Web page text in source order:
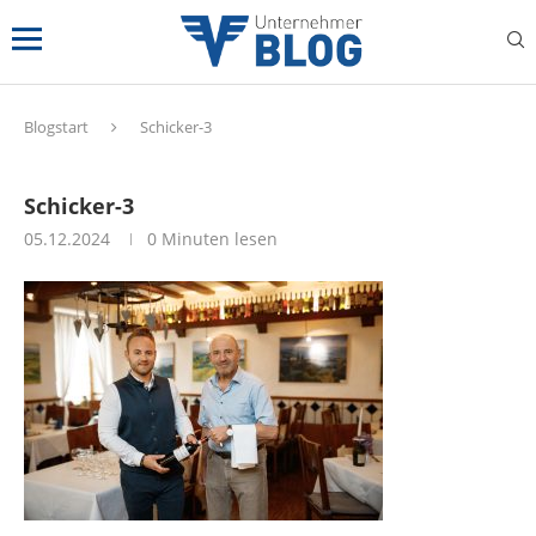
Blogstart Schicker-3
Schicker-3
05.12.2024 0 Minuten lesen